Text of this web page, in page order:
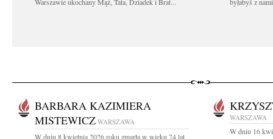
BARBARA KAZIMIERA
MISTEWICZ WARSZAWA
W dniu 8 kwietnia 2026 roku zmarła w wieku 74 lat
WARSZAWA
W dniu 16